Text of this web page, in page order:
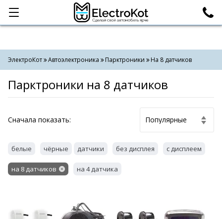
Категории Поиск
ЭлектроКот Автоэлектроника Парктроники На 8 датчиков
Парктроники на 8 датчиков
Cначала показать:
белые чёрные датчики без дисплея с дисплеем
на 8 датчиков на 4 датчика